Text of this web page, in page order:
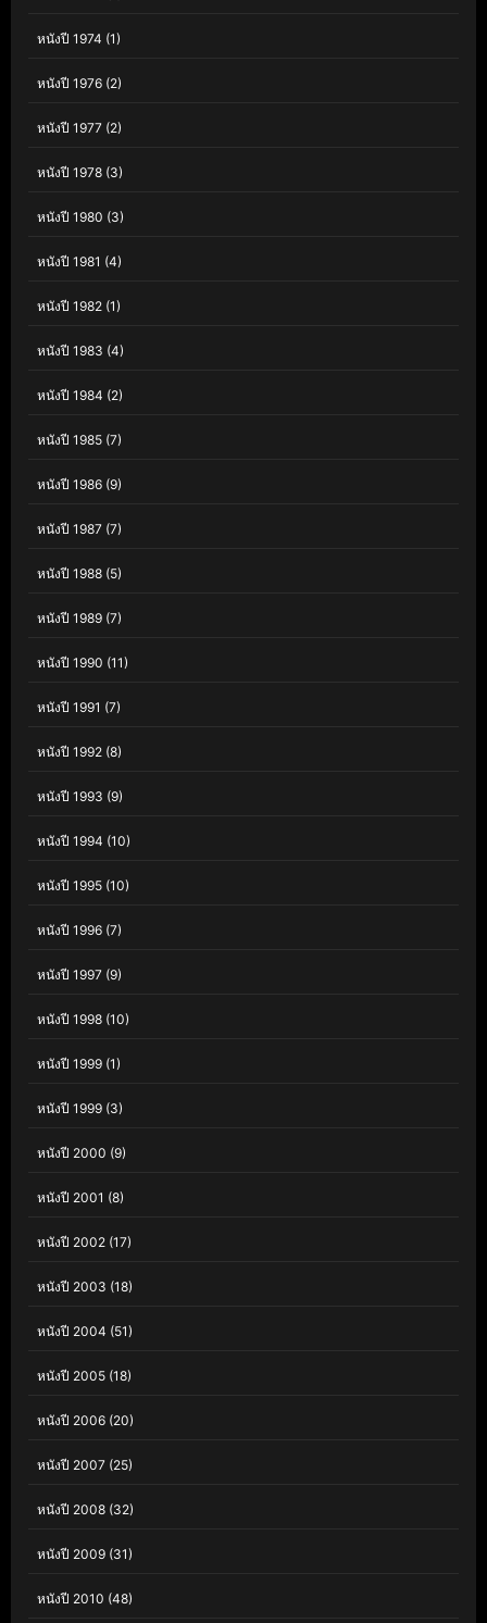
หนังปี 1974 (1)
หนังปี 1976 (2)
หนังปี 1977 (2)
หนังปี 1978 (3)
หนังปี 1980 (3)
หนังปี 1981 (4)
หนังปี 1982 (1)
หนังปี 1983 (4)
หนังปี 1984 (2)
หนังปี 1985 (7)
หนังปี 1986 (9)
หนังปี 1987 (7)
หนังปี 1988 (5)
หนังปี 1989 (7)
หนังปี 1990 (11)
หนังปี 1991 (7)
หนังปี 1992 (8)
หนังปี 1993 (9)
หนังปี 1994 (10)
หนังปี 1995 (10)
หนังปี 1996 (7)
หนังปี 1997 (9)
หนังปี 1998 (10)
หนังปี 1999 (1)
หนังปี 1999 (3)
หนังปี 2000 (9)
หนังปี 2001 (8)
หนังปี 2002 (17)
หนังปี 2003 (18)
หนังปี 2004 (51)
หนังปี 2005 (18)
หนังปี 2006 (20)
หนังปี 2007 (25)
หนังปี 2008 (32)
หนังปี 2009 (31)
หนังปี 2010 (48)